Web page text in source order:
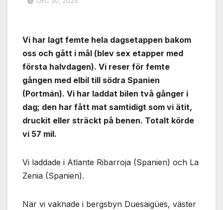
Vi har lagt femte hela dagsetappen bakom
oss och gått i mål (blev sex etapper med
första halvdagen). Vi reser för femte
gången med elbil till södra Spanien
(Portmán). Vi har laddat bilen två gånger i
dag; den har fått mat samtidigt som vi ätit,
druckit eller sträckt på benen. Totalt körde
vi 57 mil.
Vi laddade i Atlante Ribarroja (Spanien) och La
Zenia (Spanien).
När vi vaknade i bergsbyn Duesaigües, väster